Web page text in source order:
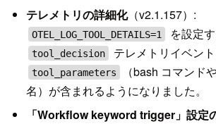
テレメトリの詳細化（v2.1.157）:
OTEL_LOG_TOOL_DETAILS=1 を設定す
tool_decision テレメトリイベン
tool_parameters
（bash コマンド
名）が含まれるようになりました。
「Workflow keyword trigger」設定